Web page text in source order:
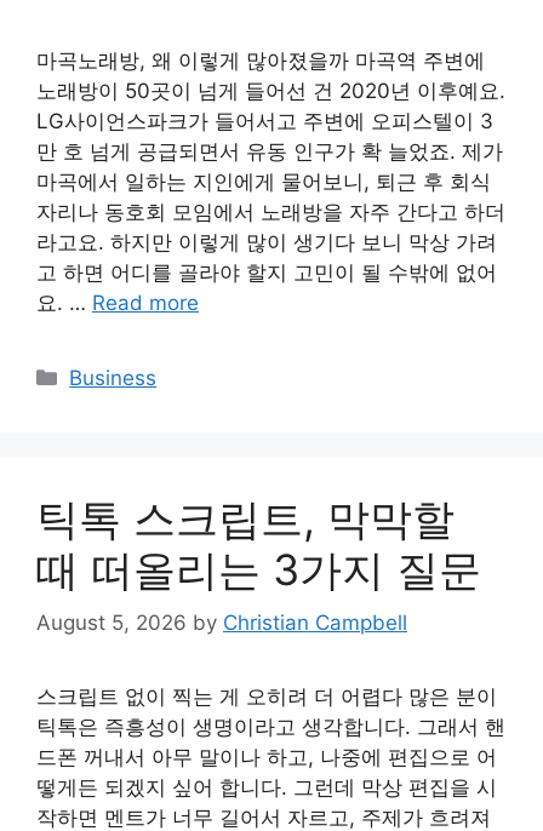
마곡노래방, 왜 이렇게 많아졌을까 마곡역 주변에
노래방이 50곳이 넘게 들어선 건 2020년 이후예요.
LG사이언스파크가 들어서고 주변에 오피스텔이 3
만 호 넘게 공급되면서 유동 인구가 확 늘었죠. 제가
마곡에서 일하는 지인에게 물어보니, 퇴근 후 회식
자리나 동호회 모임에서 노래방을 자주 간다고 하더
라고요. 하지만 이렇게 많이 생기다 보니 막상 가려
고 하면 어디를 골라야 할지 고민이 될 수밖에 없어
요. … Read more
Categories
Business
틱톡 스크립트, 막막할
때 떠올리는 3가지 질문
August 5, 2026 by Christian Campbell
스크립트 없이 찍는 게 오히려 더 어렵다 많은 분이
틱톡은 즉흥성이 생명이라고 생각합니다. 그래서 핸
드폰 꺼내서 아무 말이나 하고, 나중에 편집으로 어
떻게든 되겠지 싶어 합니다. 그런데 막상 편집을 시
작하면 멘트가 너무 길어서 자르고, 주제가 흐려져